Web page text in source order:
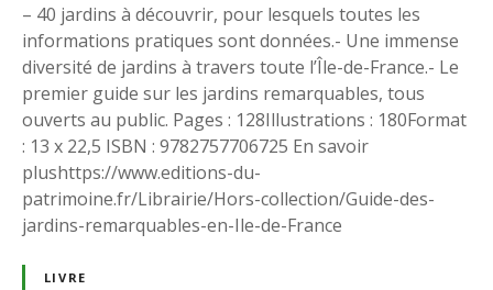
– 40 jardins à découvrir, pour lesquels toutes les
informations pratiques sont données.- Une immense
diversité de jardins à travers toute l’Île-de-France.- Le
premier guide sur les jardins remarquables, tous
ouverts au public. Pages : 128Illustrations : 180Format
: 13 x 22,5 ISBN : 9782757706725 En savoir
plushttps://www.editions-du-
patrimoine.fr/Librairie/Hors-collection/Guide-des-
jardins-remarquables-en-Ile-de-France
LIVRE